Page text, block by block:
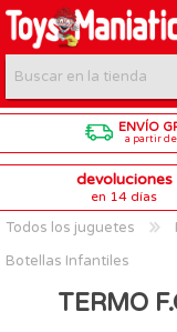
ENVÍO
a partir
devoluciones
en 14 días
Todos los juguetes
Botellas Infantiles
TERMO